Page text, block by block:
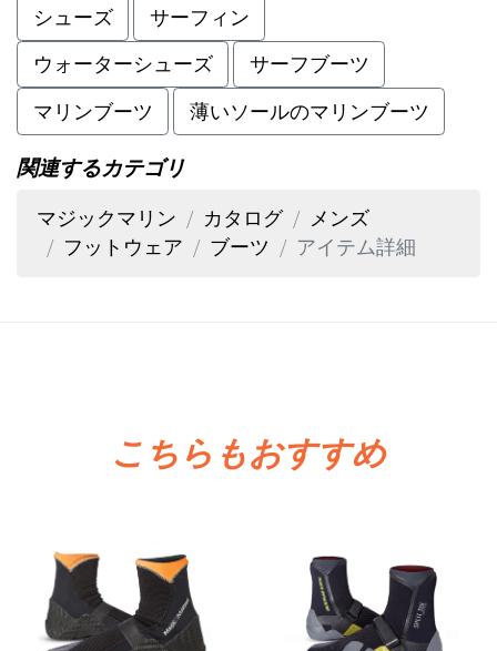
シューズ
サーフィン
ウォーターシューズ
サーフブーツ
マリンブーツ
薄いソールのマリンブーツ
関連するカテゴリ
マジックマリン
カタログ
メンズ
フットウェア
ブーツ アイテム詳細
こちらもおすすめ